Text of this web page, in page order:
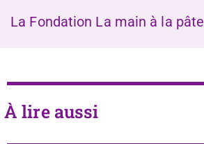
La Fondation La main à la pâte
À lire aussi